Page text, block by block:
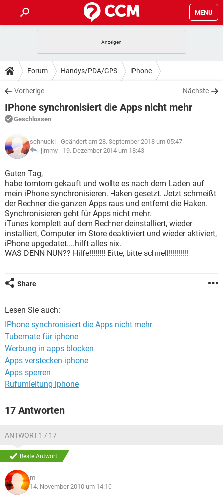
MENU
ANDROID IOS
WINDOWS 10
WHATSAPP TIKTOK
FACEBOOK
TIPPS & TRICKS
SPIELE STREAMING
WINDOWS 10
FACEBOOK HARDWARE
DOWNLOADS
SPIELE STREAMING
ANDROID
WINDOWS 10 INSTAGRAM
WHATSAPP
FACEBOOK
FORUM
ANDROID IOS
WHATSAPP TIKTOK
FACEBOOK HARDWARE
LEXIKON
SPIELE
ANDROID
WINDOWS 10 INSTAGRAM
WHATSAPP TIKTOK
FACEBOOK HARDWARE
Forum Handys/PDA/GPS iPhone
Vorherige Nächste
IPhone synchronisiert die Apps nicht mehr
Geschlossen
schnucki - Geändert am 28. September 2018 um 05:47
jimmy - 19. Dezember 2014 um 18:43
Guten Tag,
habe tomtom gekauft und wollte es nach dem Laden auf
mein iPhone synchronisieren. Haken gesetzt. Jetzt schmeißt
der Rechner die ganzen Apps raus und entfernt die Haken.
Synchronisieren geht für Apps nicht mehr.
iTunes komplett auf dem Rechner deinstalliert, wieder
installiert, Computer im Store deaktiviert und wieder aktiviert,
iPhone upgedatet....hilft alles nix.
WAS DENN NUN?? Hilfe!!!!!!!! Bitte, bitte schnell!!!!!!!!!!
Share
Lesen Sie auch:
IPhone synchronisiert die Apps nicht mehr
Tubemate für iphone
Werbung in apps blocken
Apps verstecken iphone
Apps sperren
Rufumleitung iphone
17 Antworten
ANTWORT 1 / 17
Beste Antwort
m
14. November 2010 um 14:10